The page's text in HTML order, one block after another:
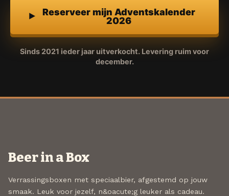
Reserveer mijn Adventskalender
2026
Sinds 2021 ieder jaar uitverkocht. Levering ruim voor
december.
Beer in a Box
Verrassingsboxen met speciaalbier, afgestemd op jouw
smaak. Leuk voor jezelf, n&oacute;g leuker als cadeau.